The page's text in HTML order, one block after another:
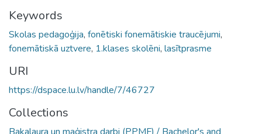
Keywords
Skolas pedagoģija, fonētiski fonemātiskie traucējumi,
fonemātiskā uztvere, 1.klases skolēni, lasītprasme
URI
https://dspace.lu.lv/handle/7/46727
Collections